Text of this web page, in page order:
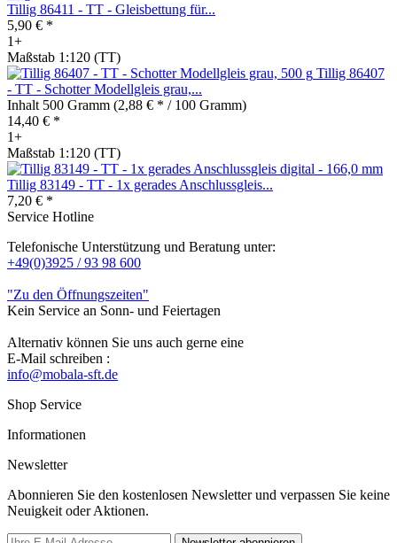
Tillig 86411 - TT - Gleisbettung für...
5,90 € *
1+
Maßstab 1:120 (TT)
Tillig 86407
- TT - Schotter Modellgleis grau,...
Inhalt 500 Gramm (2,88 € * / 100 Gramm)
14,40 € *
1+
Maßstab 1:120 (TT)
Tillig 83149 - TT - 1x gerades Anschlussgleis...
7,20 € *
Service Hotline
Telefonische Unterstützung und Beratung unter:
+49(0)3925 / 93 98 600
"Zu den Öffnungszeiten"
Kein Service an Sonn- und Feiertagen
Alternativ können Sie uns auch gerne eine
E-Mail schreiben :
info@mobala-sft.de
Shop Service
Informationen
Newsletter
Abonnieren Sie den kostenlosen Newsletter und verpassen Sie keine
Neuigkeit oder Aktionen.